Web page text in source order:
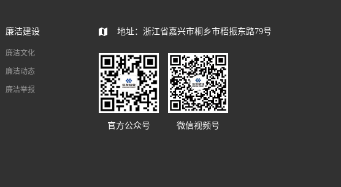
廉洁建设
廉洁文化
廉洁动态
廉洁举报
地址：浙江省嘉兴市桐乡市梧振东路79号
官方公众号 微信视频号